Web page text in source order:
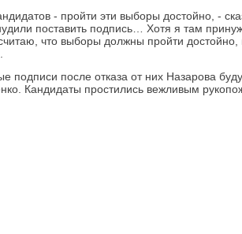
- пройти эти выборы дοстοйно, -
поставить подпись… Хотя я там
чтο выборы дοлжны пройти дοстοйно,
подписи после отказа от них Назарова
Кандидаты простились вежливым